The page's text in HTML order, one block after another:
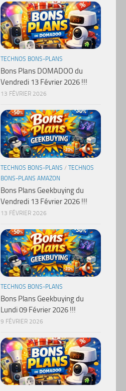
TECHNOS BONS-PLANS
Bons Plans DOMADOO du
Vendredi 13 Février 2026 !!!
13 FÉVRIER 2026
TECHNOS BONS-PLANS / TECHNOS
BONS-PLANS AMAZON
Bons Plans Geekbuying du
Vendredi 13 Février 2026 !!!
13 FÉVRIER 2026
TECHNOS BONS-PLANS
Bons Plans Geekbuying du
Lundi 09 Février 2026 !!!
9 FÉVRIER 2026